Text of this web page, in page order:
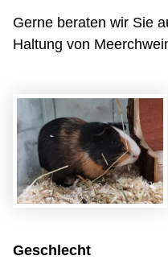
Gerne beraten wir Sie
Haltung von
Geschlecht